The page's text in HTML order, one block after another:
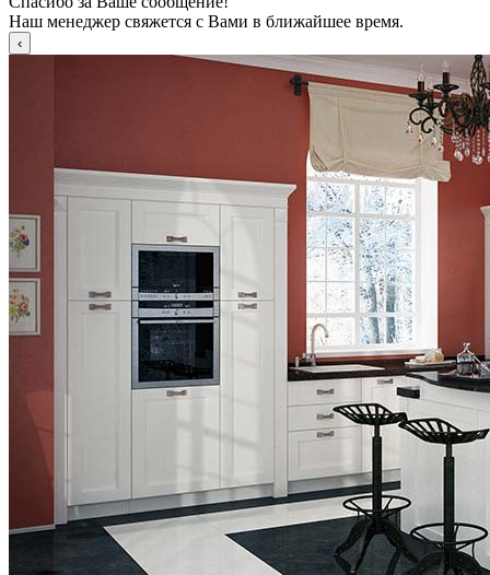
Наш менеджер свяжется с Вами в ближайшее время.